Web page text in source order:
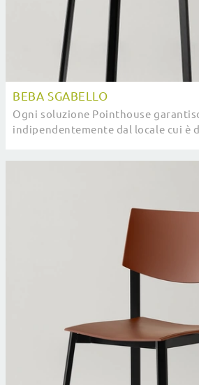
BEBA SGABELLO
Ogni soluzione Pointhouse
indipendentemente dal locale cui è